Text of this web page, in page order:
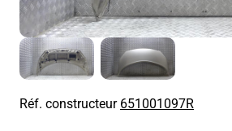
Réf. constructeur651001097R